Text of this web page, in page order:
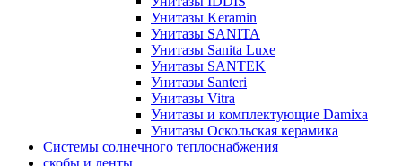
Унитазы Keramin
Унитазы SANITA
Унитазы Sanita Luxe
Унитазы SANTEK
Унитазы Santeri
Унитазы Vitra
Унитазы и комплектующие Damixa
Унитазы Оскольская керамика
Системы солнечного теплоснабжения